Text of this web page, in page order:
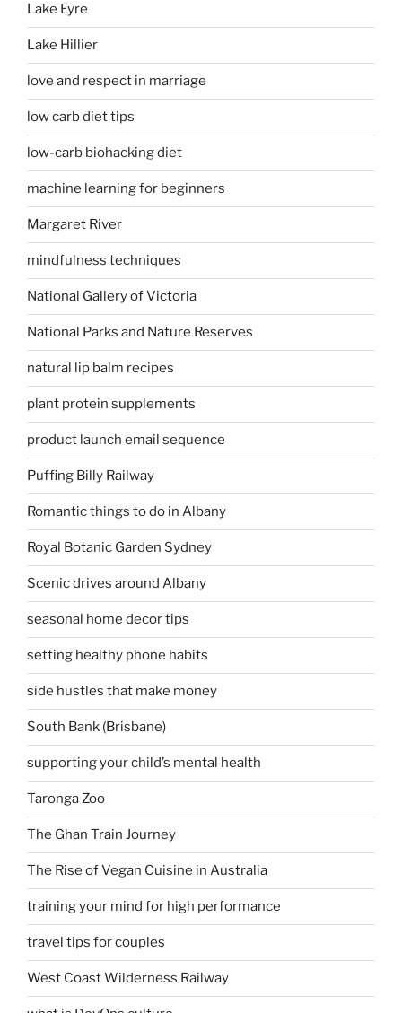
Lake Eyre
Lake Hillier
love and respect in marriage
low carb diet tips
low-carb biohacking diet
machine learning for beginners
Margaret River
mindfulness techniques
National Gallery of Victoria
National Parks and Nature Reserves
natural lip balm recipes
plant protein supplements
product launch email sequence
Puffing Billy Railway
Romantic things to do in Albany
Royal Botanic Garden Sydney
Scenic drives around Albany
seasonal home decor tips
setting healthy phone habits
side hustles that make money
South Bank (Brisbane)
supporting your child’s mental health
Taronga Zoo
The Ghan Train Journey
The Rise of Vegan Cuisine in Australia
training your mind for high performance
travel tips for couples
West Coast Wilderness Railway